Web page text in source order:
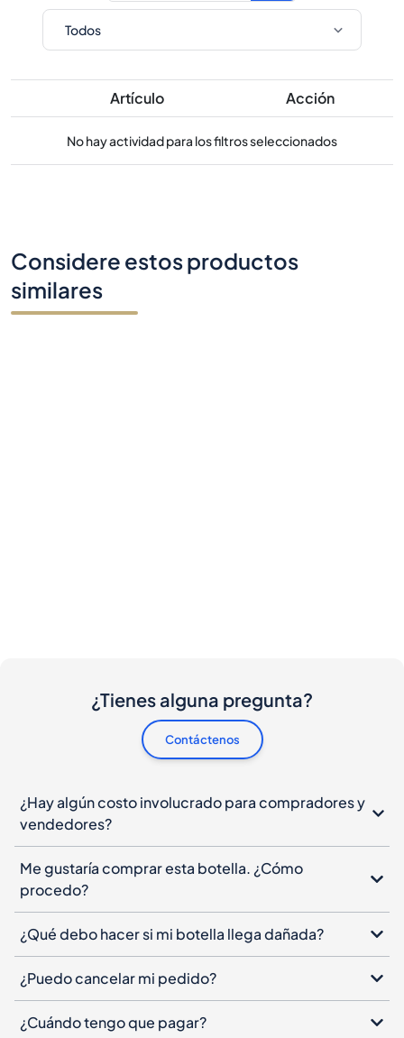
Artículo Acción
No hay actividad para los filtros seleccionados
Considere estos productos
similares
¿Tienes alguna pregunta?
Contáctenos
¿Hay algún costo involucrado para compradores y
vendedores?
Me gustaría comprar esta botella. ¿Cómo
procedo?
¿Qué debo hacer si mi botella llega dañada?
¿Puedo cancelar mi pedido?
¿Cuándo tengo que pagar?